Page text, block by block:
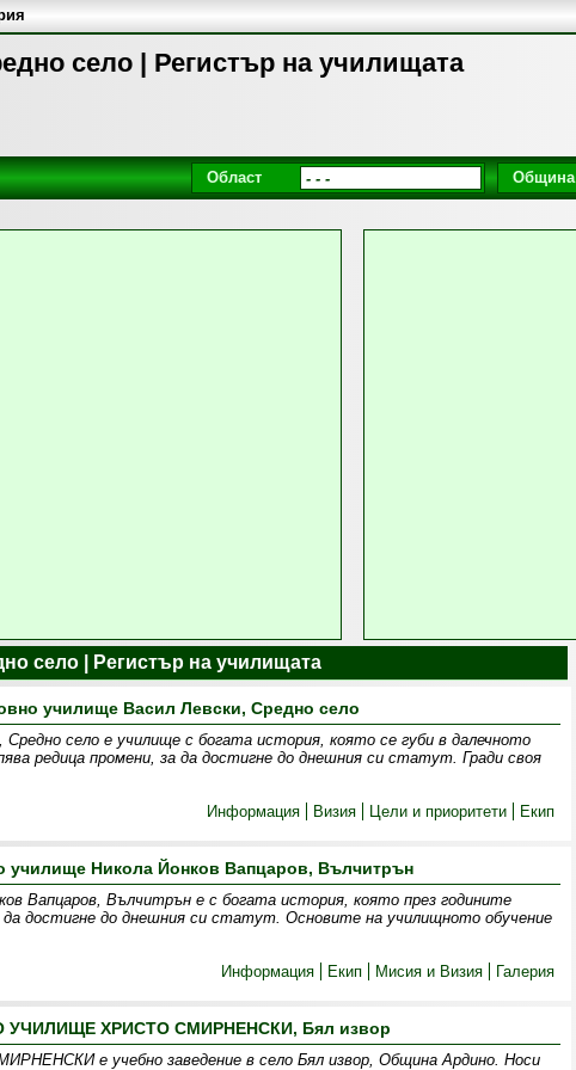
село | Регистър на училищата
Област Община
село | Регистър на училищата
училище Васил Левски, Средно село
село е училище с богата история, която се губи в далечното
редица промени, за да достигне до днешния си статут. Гради своя
Информация
Визия Цели и приоритети Екип
училище Никола Йонков Вапцаров, Вълчитрън
Вапцаров, Вълчитрън е с богата история, която през годините
да достигне до днешния си статут. Основите на училищното обучение
Информация
Екип Мисия и Визия Галерия
УЧИЛИЩЕ ХРИСТО СМИРНЕНСКИ, Бял извор
е учебно заведение в село Бял извор, Община Ардино. Носи